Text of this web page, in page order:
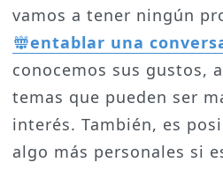
vamos a tener ningún
entablar una
conocemos sus gustos,
temas que pueden ser
interés. También, es
algo más personales si